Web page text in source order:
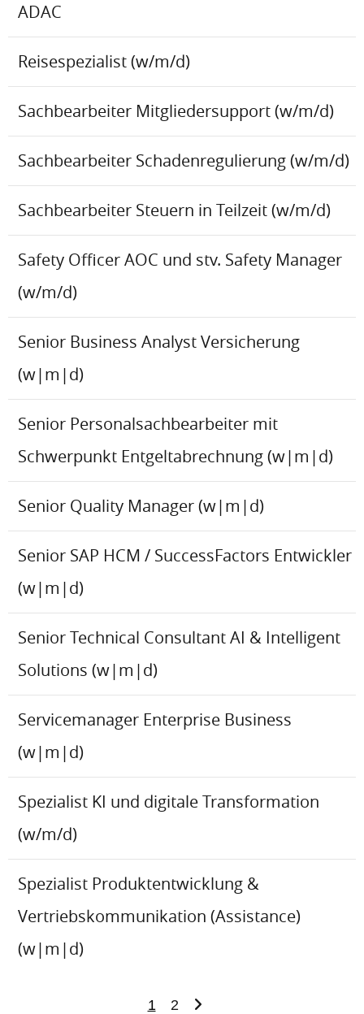
ADAC
Reisespezialist (w/m/d)
Sachbearbeiter Mitgliedersupport (w/m/d)
Sachbearbeiter Schadenregulierung (w/m/d)
Sachbearbeiter Steuern in Teilzeit (w/m/d)
Safety Officer AOC und stv. Safety Manager
(w/m/d)
Senior Business Analyst Versicherung
(w|m|d)
Senior Personalsachbearbeiter mit
Schwerpunkt Entgeltabrechnung (w|m|d)
Senior Quality Manager (w|m|d)
Senior SAP HCM / SuccessFactors Entwickler
(w|m|d)
Senior Technical Consultant AI & Intelligent
Solutions (w|m|d)
Servicemanager Enterprise Business
(w|m|d)
Spezialist KI und digitale Transformation
(w/m/d)
Spezialist Produktentwicklung &
Vertriebskommunikation (Assistance)
(w|m|d)
1 2